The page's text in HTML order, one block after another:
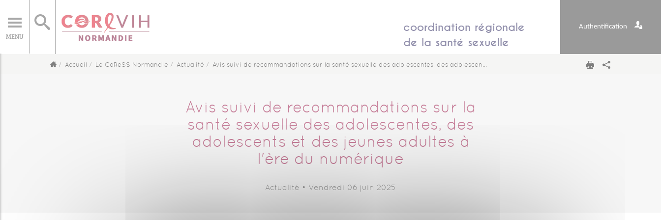
MENU
Authentification
coordination régionale
de la santé sexuelle
Accueil Le CoReSS Normandie Actualité Avis suivi de recommandations sur la santé sexuelle des adolescentes, des adolescents et des jeunes adultes à l'ère du numérique
Avis suivi de recommandations sur la
santé sexuelle des adolescentes, des
adolescents et des jeunes adultes à
l'ère du numérique
Actualité • Vendredi 06 juin 2025